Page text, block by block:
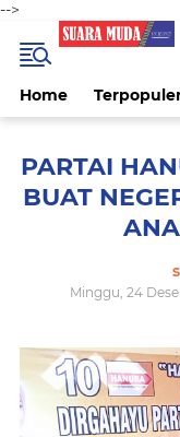
-->
Home
PARTAI
BUAT
Minggu, 24